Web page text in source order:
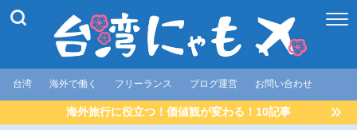
台湾 海外で働く フリーランス ブログ運営 お問い合わせ
海外旅行に役立つ！価値観が変わる！10記事